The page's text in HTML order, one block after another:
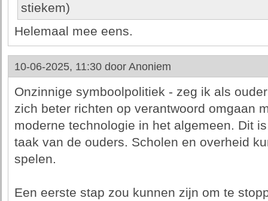
stiekem)
Helemaal mee eens.
10-06-2025, 11:30 door Anoniem
Onzinnige symboolpolitiek - zeg ik als
zich beter richten op verantwoord omgaan
moderne technologie in het algemeen. Dit
taak van de ouders. Scholen en overheid
spelen.
Een eerste stap zou kunnen zijn om te